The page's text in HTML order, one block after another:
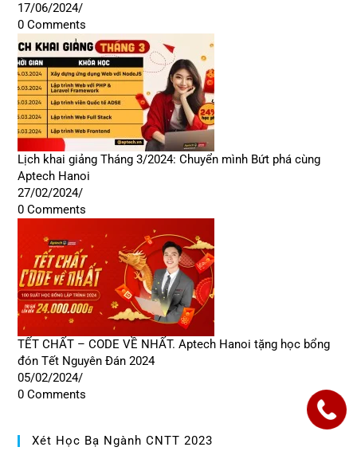
17/06/2024/
0 Comments
Lịch khai giảng Tháng 3/2024: Chuyển mình Bứt phá cùng
Aptech Hanoi
27/02/2024/
0 Comments
TẾT CHẤT – CODE VỀ NHẤT. Aptech Hanoi tặng học bổng
đón Tết Nguyên Đán 2024
05/02/2024/
0 Comments
Xét Học Bạ Ngành CNTT 2023